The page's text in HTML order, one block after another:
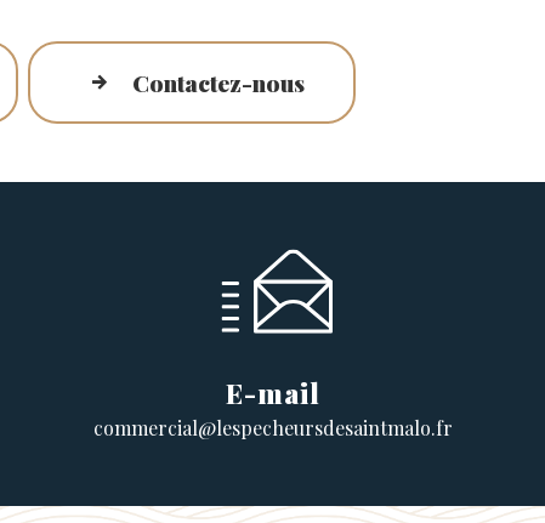
Contactez-nous
E-mail
commercial@lespecheursdesaintmalo.fr